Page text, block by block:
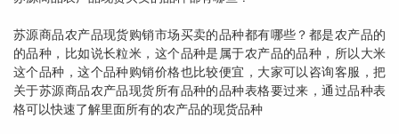
苏源商品农产品现货购销市场买卖的品种都有哪些？都是农产品的
的品种，比如说长粒米，这个品种是属于农产品的品种，所以大米
这个品种，这个品种购销价格也比较便宜，大家可以咨询客服，把
关于苏源商品农产品现货所有品种的品种表格要过来，通过品种表
格可以快速了解里面所有的农产品的现货品种